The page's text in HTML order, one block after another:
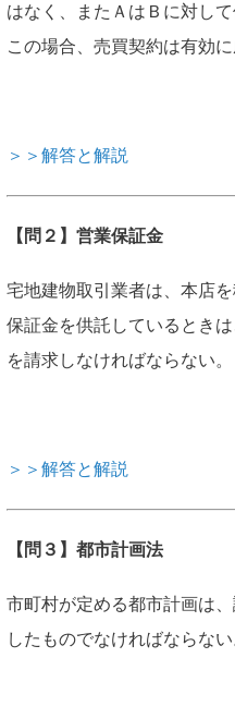
はなく、またＡはＢに対し
この場合、売買契約は有効
＞＞解答と解説
【問２】営業保証金
宅地建物取引業者は、本店
保証金を供託しているとき
を請求しなければならない。
＞＞解答と解説
【問３】都市計画法
市町村が定める都市計画は
したものでなければならない